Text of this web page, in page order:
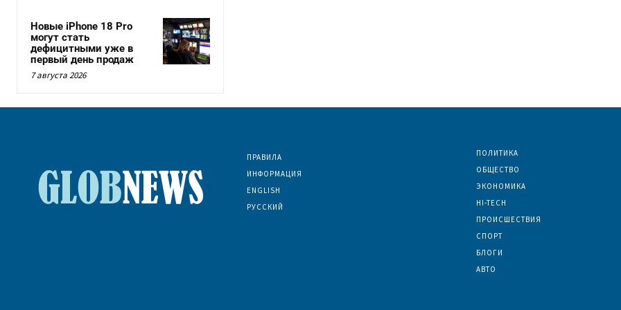
Новые iPhone 18 Pro
могут стать
дефицитными уже в
первый день продаж
7 августа 2026
ПРАВИЛА
ИНФОРМАЦИЯ
ENGLISH
РУССКИЙ
ПОЛИТИКА
ОБЩЕСТВО
ЭКОНОМИКА
HI-TECH
ПРОИСШЕСТВИЯ
СПОРТ
БЛОГИ
АВТО